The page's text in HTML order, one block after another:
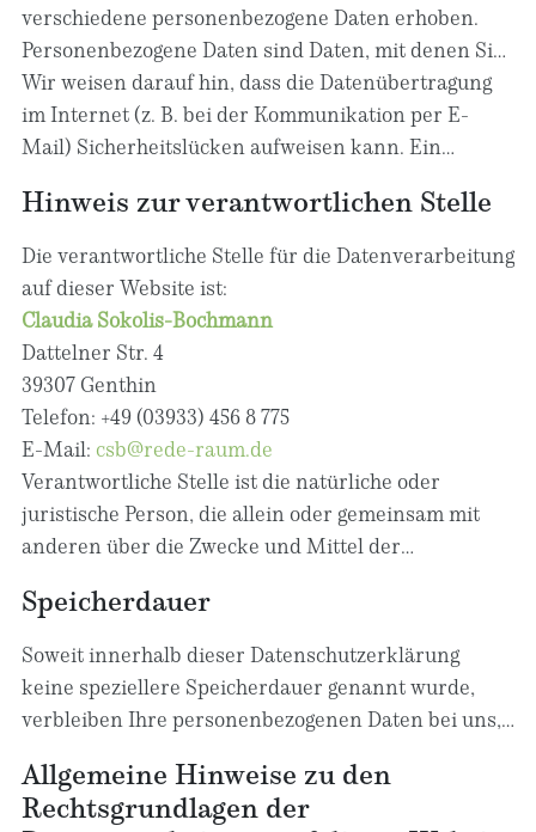
Datenschutzvorschriften sowie dieser
Datenschutzerklärung.
verschiedene personenbezogene Daten erhoben.
Personenbezogene Daten sind Daten, mit denen Sie
persönlich identifiziert werden können. Die
vorliegende Datenschutzerklärung erläutert, welche
Daten wir erheben und wofür wir sie nutzen. Sie
geschieht.
Wir weisen darauf hin, dass die Datenübertragung
im Internet (z. B. bei der Kommunikation per E-
Mail) Sicherheitslücken aufweisen kann. Ein
Dritte ist nicht möglich.
Hinweis zur verantwortlichen Stelle
Die verantwortliche Stelle für die Datenverarbeitung
auf dieser Website ist:
Claudia Sokolis-Bochmann
Dattelner Str. 4
39307 Genthin
Telefon: +49 (03933) 456 8 775
E-Mail: csb@rede-raum.de
Verantwortliche Stelle ist die natürliche oder
juristische Person, die allein oder gemeinsam mit
anderen über die Zwecke und Mittel der
Namen, E-Mail-Adressen o. Ä.) entscheidet.
Speicherdauer
Soweit innerhalb dieser Datenschutzerklärung
keine speziellere Speicherdauer genannt wurde,
verbleiben Ihre personenbezogenen Daten bei uns,
Wenn Sie ein berechtigtes Löschersuchen geltend
machen oder eine Einwilligung zur
Allgemeine Hinweise zu den
Rechtsgrundlagen der